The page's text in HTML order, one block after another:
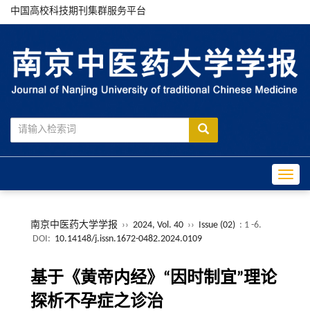
中国高校科技期刊集群服务平台
南京中医药大学学报 ›› 2024, Vol. 40 ›› Issue (02) : 1 -6.
DOI: 10.14148/j.issn.1672-0482.2024.0109
基于《黄帝内经》“因时制宜”理论
探析不孕症之诊治